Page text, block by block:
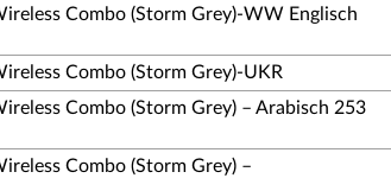
Combo (Storm Grey)-WW Englisch
Combo (Storm Grey)-UKR
Combo (Storm Grey) – Arabisch 253
Combo (Storm Grey) –